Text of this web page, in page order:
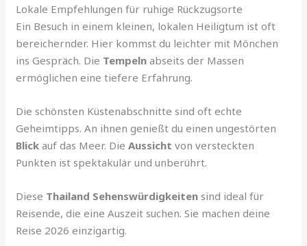
Lokale Empfehlungen für ruhige Rückzugsorte
Ein Besuch in einem kleinen, lokalen Heiligtum ist oft
bereichernder. Hier kommst du leichter mit Mönchen
ins Gespräch. Die Tempeln abseits der Massen
ermöglichen eine tiefere Erfahrung.
Die schönsten Küstenabschnitte sind oft echte
Geheimtipps. An ihnen genießt du einen ungestörten
Blick auf das Meer. DieAussicht von versteckten
Punkten ist spektakulär und unberührt.
Diese Thailand Sehenswürdigkeiten sind ideal für
Reisende, die eine Auszeit suchen. Sie machen deine
Reise 2026 einzigartig.